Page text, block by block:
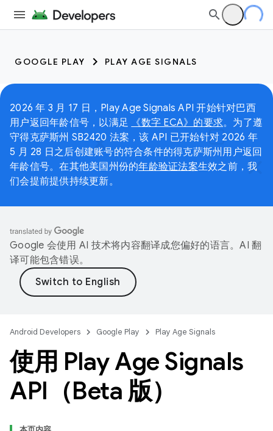
GOOGLE PLAY PLAY AGE SIGNALS
2026 年 3 月 17 日，Play Age Signals API 开始针对巴西
用户返回年龄信号，以满足
《数字 ECA》的要求。为了遵
守得克萨斯州 SB2420 法案，该 API 已开始针对 2026 年
5 月 28 日之后创建账号的符合条件的得克萨斯州用户返回
年龄信号。在其他美国州份的年龄验证法案生效之前，我
们会提前提供持续更新。
Google 会使用 AI 技术将内容翻译成您偏好的语言。AI 翻
译可能包含错误。
Android Developers Google Play Play Age Signals
使用 Play Age Signals
API（Beta 版）